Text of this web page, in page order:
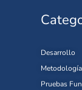
Desarrollo
Pruebas